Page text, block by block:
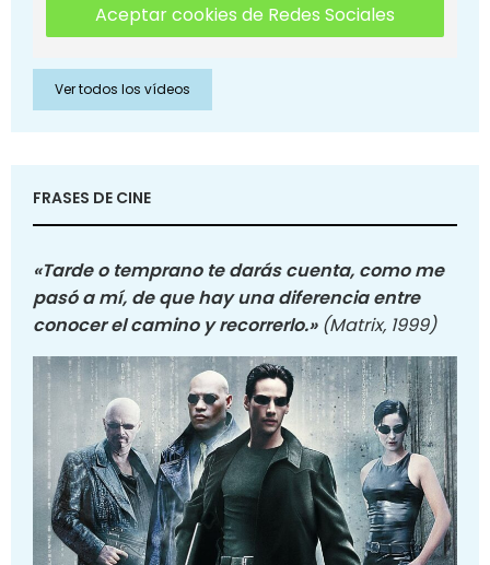
Aceptar cookies de Redes Sociales
Ver todos los vídeos
FRASES DE CINE
«Tarde o temprano te darás cuenta, como me
pasó a mí, de que hay una diferencia entre
conocer el camino y recorrerlo.» (Matrix, 1999)